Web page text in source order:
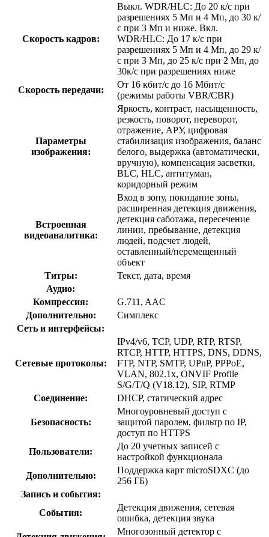
Скорость кадров:
Выкл. WDR/HLC: До 20 к/с при
разрешениях 5 Мп и 4 Мп, до 30 к/
с при 3 Мп и ниже. Вкл.
WDR/HLC: До 17 к/с при
разрешениях 5 Мп и 4 Мп, до 29 к/
с при 3 Мп, до 25 к/с при 2 Мп, до
30к/с при разрешениях ниже
Скорость передачи:
От 16 кбит/с до 16 Мбит/с
(режимы работы VBR/CBR)
Параметры
изображения:
Яркость, контраст, насыщенность,
резкость, поворот, переворот,
отражение, АРУ, цифровая
стабилизация изображения, баланс
белого, выдержка (автоматически,
вручную), компенсация засветки,
BLC, HLC, антитуман,
коридорный режим
Встроенная
видеоаналитика:
Вход в зону, покидание зоны,
расширенная детекция движения,
детекция саботажа, пересечение
линии, пребывание, детекция
людей, подсчет людей,
оставленный/перемещенный
объект
Титры:
Текст, дата, время
Аудио:
Компрессия:
G.711, AAC
Дополнительно:
Симплекс
Сеть и интерфейсы:
Сетевые протоколы:
IPv4/v6, TCP, UDP, RTP, RTSP,
RTCP, HTTP, HTTPS, DNS, DDNS,
FTP, NTP, SMTP, UPnP, PPPoE,
VLAN, 802.1x, ONVIF Profile
S/G/T/Q (V18.12), SIP, RTMP
Соединение:
DHCP, статический адрес
Безопасность:
Многоуровневый доступ с
защитой паролем, фильтр по IP,
доступ по HTTPS
Пользователи:
До 20 учетных записей с
настройкой функционала
Дополнительно:
Поддержка карт microSDXC (до
256 ГБ)
Запись и события:
События:
Детекция движения, сетевая
ошибка, детекция звука
Многозонный детектор с